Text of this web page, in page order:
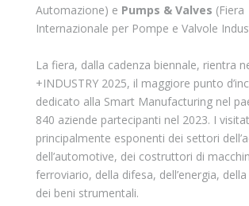
Automazione) e Pumps & Valves (Fiera
Internazionale per Pompe e Valvole
La fiera, dalla cadenza biennale, rientra
+INDUSTRY 2025, il maggiore punto
dedicato alla Smart Manufacturing nel
840 aziende partecipanti nel 2023. I
principalmente esponenti dei settori
dell’automotive, dei costruttori di
ferroviario, della difesa, dell’energia,
dei beni strumentali.